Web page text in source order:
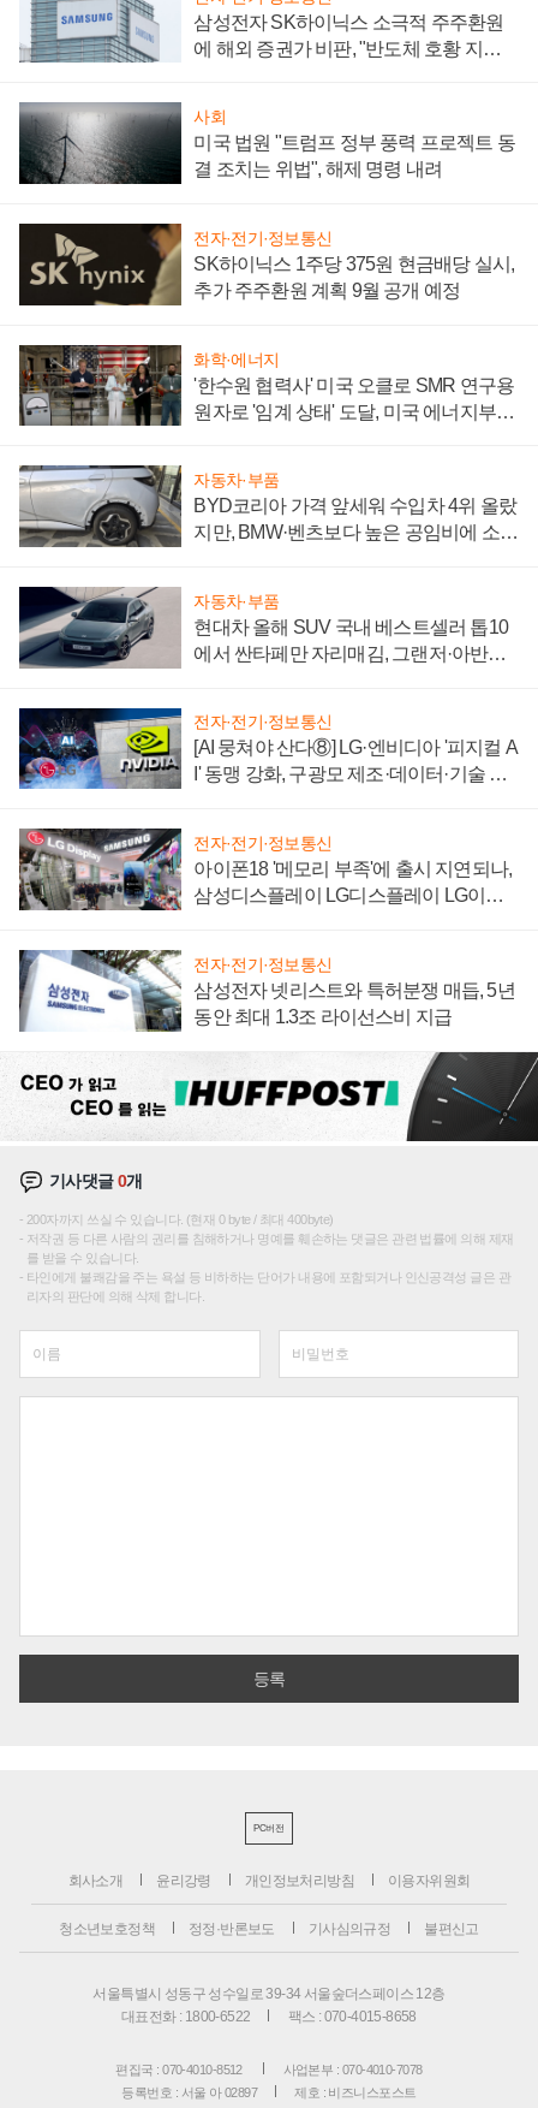
삼성전자 SK하이닉스 소극적 주주환원
에 해외 증권가 비판, "반도체 호황 지속
사회
미국 법원 "트럼프 정부 풍력 프로젝트 동
결 조치는 위법", 해제 명령 내려
전자·전기·정보통신
SK하이닉스 1주당 375원 현금배당 실시,
추가 주주환원 계획 9월 공개 예정
화학·에너지
'한수원 협력사' 미국 오클로 SMR 연구용
원자로 '임계 상태' 도달, 미국 에너지부
자동차·부품
BYD코리아 가격 앞세워 수입차 4위 올랐
지만, BMW·벤츠보다 높은 공임비에 소비
자동차·부품
현대차 올해 SUV 국내 베스트셀러 톱10
에서 싼타페만 자리매김, 그랜저·아반떼
전자·전기·정보통신
[AI 뭉쳐야 산다⑧] LG·엔비디아 '피지컬 A
I' 동맹 강화, 구광모 제조·데이터·기술 결
전자·전기·정보통신
아이폰18 '메모리 부족'에 출시 지연되나,
삼성디스플레이 LG디스플레이 LG이노
전자·전기·정보통신
삼성전자 넷리스트와 특허분쟁 매듭, 5년
동안 최대 1.3조 라이선스비 지급
기사댓글0개
200자까지 쓰실 수 있습니다. (현재 0 byte / 최대 400byte)
저작권 등 다른 사람의 권리를 침해하거나 명예를 훼손하는 댓글은 관련 법률에 의해 제재
를 받을 수 있습니다.
타인에게 불쾌감을 주는 욕설 등 비하하는 단어가 내용에 포함되거나 인신공격성 글은 관
리자의 판단에 의해 삭제 합니다.
PC버전
회사소개 윤리강령 개인정보처리방침 이용자위원회
청소년보호정책 정정·반론보도 기사심의규정 불편신고
서울특별시 성동구 성수일로 39-34 서울숲더스페이스 12층
대표전화 : 1800-6522
팩스 : 070-4015-8658
편집국 : 070-4010-8512
사업본부 : 070-4010-7078
등록번호 : 서울 아 02897
제호 : 비즈니스포스트